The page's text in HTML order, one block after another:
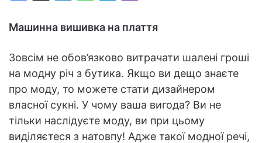
Машинна вишивка на плаття
Зовсім не обов’язково витрачати шалені гроші
на модну річ з бутика. Якщо ви дещо знаєте
про моду, то можете стати дизайнером
власної сукні. У чому ваша вигода? Ви не
тільки наслідуєте моду, ви при цьому
виділяєтеся з натовпу! Адже такої модної речі,